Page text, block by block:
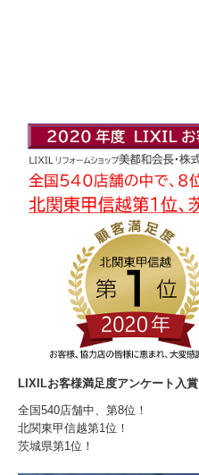
LIXILお客様満足度アンケート入賞
全国540店舗中、第8位！
北関東甲信越第1位！
茨城県第1位！